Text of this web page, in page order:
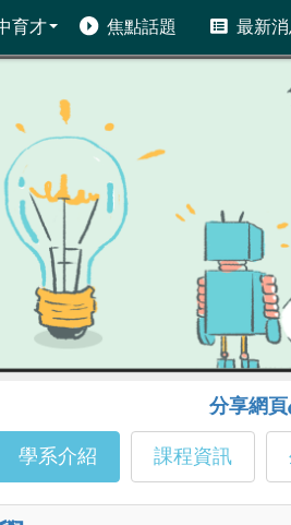
育才 焦點話題 最新消
分享網頁
學系介紹 課程資訊